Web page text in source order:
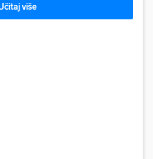
više